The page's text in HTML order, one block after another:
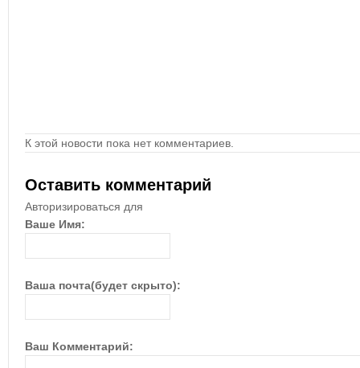
К этой новости пока нет комментариев.
Оставить комментарий
Авторизироваться для
Ваше Имя:
Ваша почта(будет скрыто):
Ваш Комментарий: